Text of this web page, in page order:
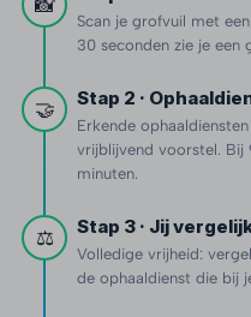
Scan je grofvuil met
30 seconden zie je een
🤝 Stap 2 ·
Erkende
vrijblijvend voorstel. Bij
minuten.
⚖️ Stap 3 · Jij
Volledige vrijheid:
de ophaaldienst die bij